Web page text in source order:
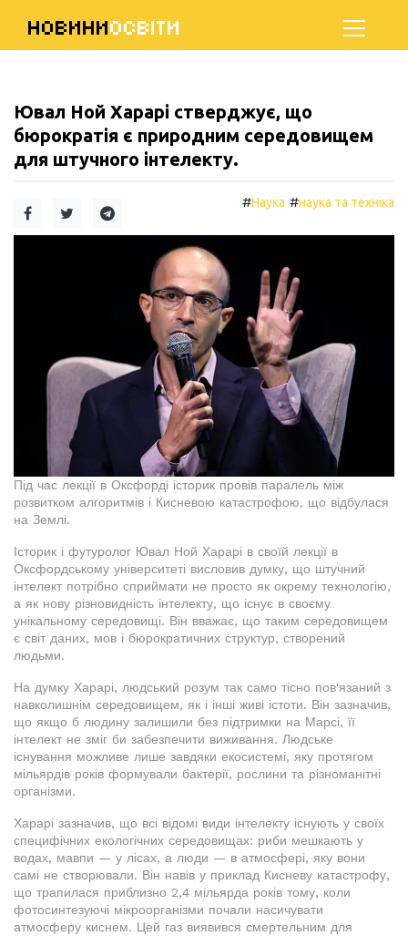
НОВИНИОСВІТИ
Ювал Ной Харарі стверджує, що
бюрократія є природним середовищем
для штучного інтелекту.
#Наука #наука та техніка
Під час лекції в Оксфорді історик провів паралель між
розвитком алгоритмів і Кисневою катастрофою, що відбулася
на Землі.
Історик і футуролог Ювал Ной Харарі в своїй лекції в
Оксфордському університеті висловив думку, що штучний
інтелект потрібно сприймати не просто як окрему технологію,
а як нову різновидність інтелекту, що існує в своєму
унікальному середовищі. Він вважає, що таким середовищем
є світ даних, мов і бюрократичних структур, створений
людьми.
На думку Харарі, людський розум так само тісно пов'язаний з
навколишнім середовищем, як і інші живі істоти. Він зазначив,
що якщо б людину залишили без підтримки на Марсі, її
інтелект не зміг би забезпечити виживання. Людське
існування можливе лише завдяки екосистемі, яку протягом
мільярдів років формували бактерії, рослини та різноманітні
організми.
Харарі зазначив, що всі відомі види інтелекту існують у своїх
специфічних екологічних середовищах: риби мешкають у
водах, мавпи — у лісах, а люди — в атмосфері, яку вони
самі не створювали. Він навів у приклад Кисневу катастрофу,
що трапилася приблизно 2,4 мільярда років тому, коли
фотосинтезуючі мікроорганізми почали насичувати
атмосферу киснем. Цей газ виявився смертельним для